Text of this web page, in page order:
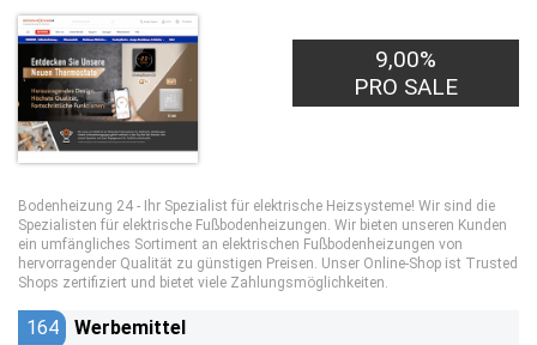
9,00%
PRO SALE
Bodenheizung 24 - Ihr Spezialist für elektrische Heizsysteme! Wir sind die
Spezialisten für elektrische Fußbodenheizungen. Wir bieten unseren Kunden
ein umfängliches Sortiment an elektrischen Fußbodenheizungen von
hervorragender Qualität zu günstigen Preisen. Unser Online-Shop ist Trusted
Shops zertifiziert und bietet viele Zahlungsmöglichkeiten.
164 Werbemittel